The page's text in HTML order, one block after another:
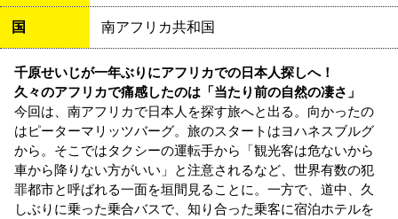
国 南アフリカ共和国
千原せいじが一年ぶりにアフリカでの日本人探しへ！
久々のアフリカで痛感したのは「当たり前の自然の凄さ」
今回は、南アフリカで日本人を探す旅へと出る。向かったの
はピーターマリッツバーグ。旅のスタートはヨハネスブルグ
から。そこではタクシーの運転手から「観光客は危ないから
車から降りない方がいい」と注意されるなど、世界有数の犯
罪都市と呼ばれる一面を垣間見ることに。一方で、道中、久
しぶりに乗った乗合バスで、知り合った乗客に宿泊ホテルを